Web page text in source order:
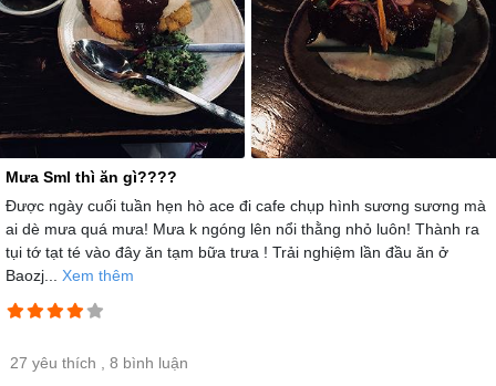
Mưa Sml thì ăn gì????
Được ngày cuối tuần hẹn hò ace đi cafe chụp hình sương sương mà
ai dè mưa quá mưa! Mưa k ngóng lên nổi thằng nhỏ luôn! Thành ra
tụi tớ tạt té vào đây ăn tạm bữa trưa ! Trải nghiệm lần đầu ăn ở
Baozj... Xem thêm
27 yêu thích , 8 bình luận